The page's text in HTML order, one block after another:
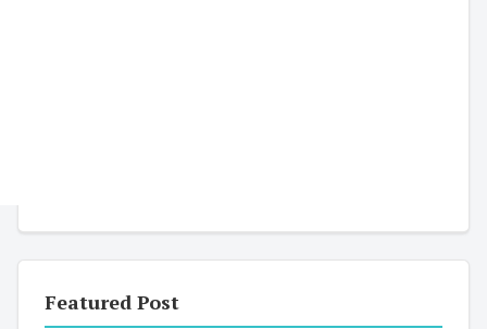
Featured Post